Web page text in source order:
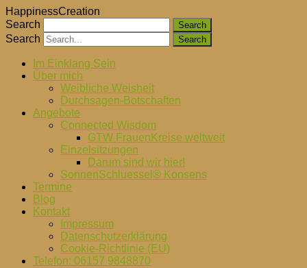
HappinessCreation
Search
Search
Im Einklang Sein
Über mich
Weibliche Weisheit
Durchsagen-Botschaften
Angebote
Connected Wisdom
GTW FrauenKreise weltweit
Einzelsitzungen
Darum sind wir hier!
SonnenSchluessel® Konsens
Termine
Blog
Kontakt
Impressum
Datenschutzerklärung
Cookie-Richtlinie (EU)
Telefon: 06157 9848870